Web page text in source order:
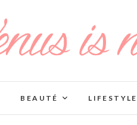
BEAUTÉ LIFESTYLE